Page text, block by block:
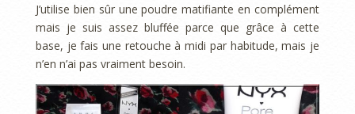
J’utilise bien sûr une poudre matifiante en complément
mais je suis assez bluffée parce que grâce à cette
base, je fais une retouche à midi par habitude, mais je
n’en n’ai pas vraiment besoin.